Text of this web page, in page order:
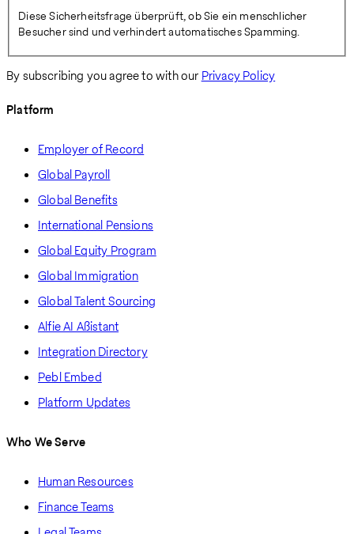
Diese Sicherheitsfrage überprüft, ob Sie ein menschlicher
Besucher sind und verhindert automatisches Spamming.
By subscribing you agree to with our Privacy Policy
Platform
Employer of Record
Global Payroll
Global Benefits
International Pensions
Global Equity Program
Global Immigration
Global Talent Sourcing
Alfie AI Assistant
Integration Directory
Pebl Embed
Platform Updates
Who We Serve
Human Resources
Finance Teams